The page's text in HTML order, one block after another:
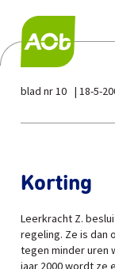
blad nr 10 18-5-
Korting
Leerkracht Z.
regeling. Ze is dan
tegen minder uren
jaar 2000 wordt ze